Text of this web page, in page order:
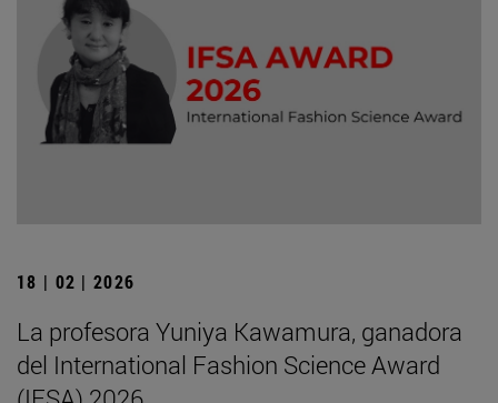
18 | 02 | 2026
La profesora Yuniya Kawamura, ganadora
del International Fashion Science Award